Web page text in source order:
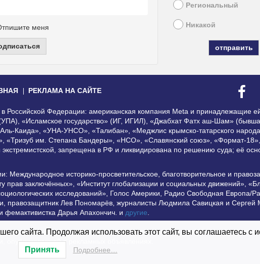
меня
Региональный
Никакой
РЕКЛАМА НА САЙТЕ
Российской Федерации: американская компания Meta и принадлежащие
«Исламское государство» (ИГ, ИГИЛ), «Джабхат Фатх аш-Шам»
Каида», «УНА-УНСО», «Талибан», «Меджлис крымско-татарского
«Тризуб им. Степана Бандеры», «НСО», «Славянский союз», «Формат-
запрещена в РФ и ликвидирована по решению суда; её
историко-просветительское, благотворительное и
заключённых», «Институт глобализации и социальных движений»,
исследований», Голос Америки, Радио Свободная Европа/
Лев Пономарёв, журналисты Людмила Савицкая и Сергей
фемактивистка Дарья Апахончич. и другие
сайта допустимо при условии наличия активной гиперссылки
опубликованной в рекламных объявлениях.
сайта. Продолжая использовать этот сайт, вы соглашаетесь с
Принять Подробнее…